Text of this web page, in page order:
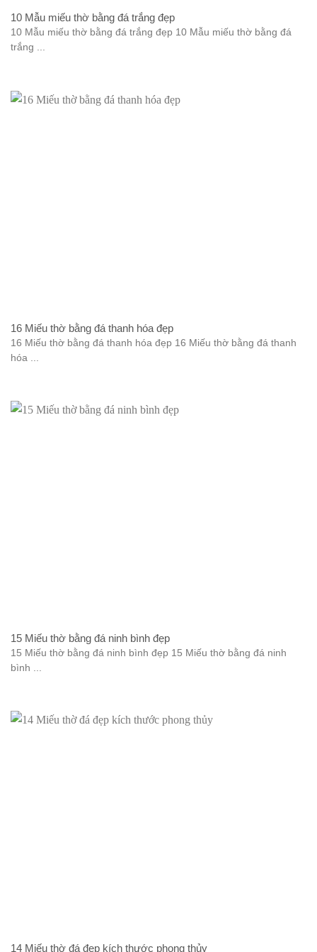
10 Mẫu miếu thờ bằng đá trắng đẹp
10 Mẫu miếu thờ bằng đá trắng đẹp 10 Mẫu miếu thờ bằng đá
trắng ...
16 Miếu thờ bằng đá thanh hóa đẹp
16 Miếu thờ bằng đá thanh hóa đẹp 16 Miếu thờ bằng đá thanh
hóa ...
15 Miếu thờ bằng đá ninh bình đẹp
15 Miếu thờ bằng đá ninh bình đẹp 15 Miếu thờ bằng đá ninh
bình ...
14 Miếu thờ đá đẹp kích thước phong thủy